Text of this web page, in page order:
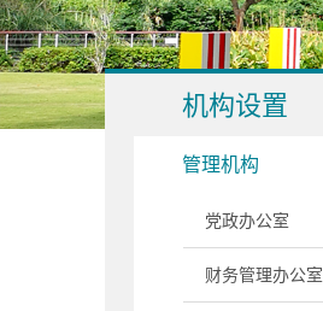
机构设置
管理机构
党政办公室
财务管理办公室